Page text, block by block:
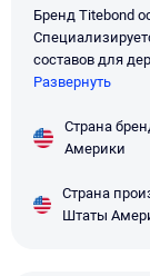
Бренд Titebond
составов для
Развернуть
Страна
Америки
Страна
Штаты